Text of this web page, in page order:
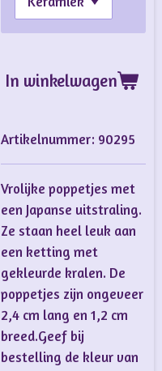
In winkelwagen
Artikelnummer: 90295
Vrolijke poppetjes met
een Japanse uitstraling.
Ze staan heel leuk aan
een ketting met
gekleurde kralen. De
poppetjes zijn ongeveer
2,4 cm lang en 1,2 cm
breed.Geef bij
bestelling de kleur van